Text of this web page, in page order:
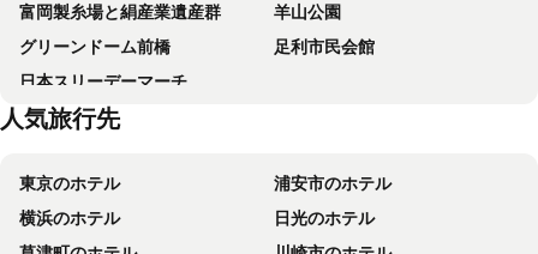
ホテル ココグラン高崎
アパホテル 伊勢崎駅南
ビジネスホテル伊勢崎平成イン
ホテルメトロポリタン高崎
ミッションヒルズ迎賓館
ホテルルートイン高崎駅西口
群馬ロイヤルホテル
前橋ホテルサンカント
ホテル サンダーソン
ホテルシーラックパル高崎
富岡製糸場と絹産業遺産群
羊山公園
グリーンドーム前橋
足利市民会館
日本スリーデーマーチ
人気旅行先
東京のホテル
浦安市のホテル
横浜のホテル
日光のホテル